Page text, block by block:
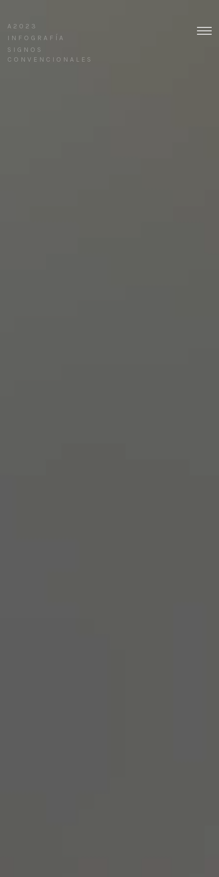
A2023
INFOGRAFÍA
SIGNOS
CONVENCIONALES